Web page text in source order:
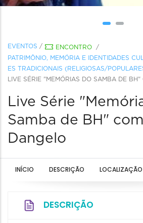
EVENTOS / ENCONTRO
/
PATRIMÔNIO, MEMÓRIA E IDENTIDADES
ES TRADICIONAIS (RELIGIOSAS/
LIVE SÉRIE "MEMÓRIAS DO SAMBA DE
Live Série
Samba de BH"
Dangelo
INÍCIO DESCRIÇÃO LOCALIZAÇÃO
DESCRIÇÃO